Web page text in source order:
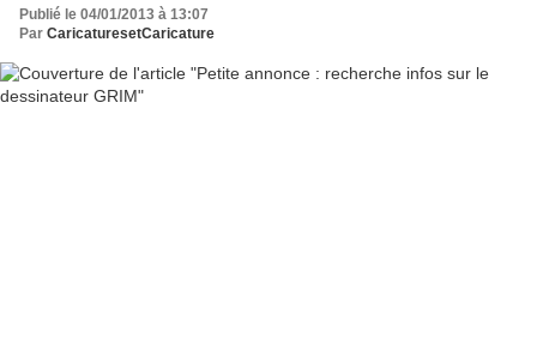
Publié le 04/01/2013 à 13:07
Par CaricaturesetCaricature